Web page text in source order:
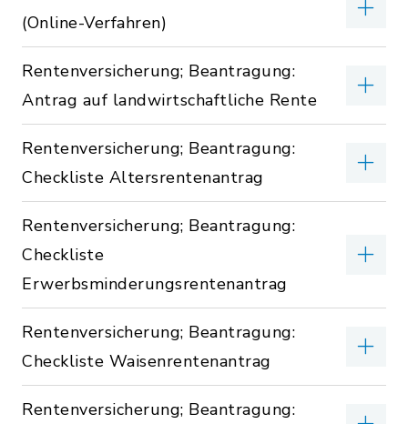
(Online-Verfahren)
Rentenversicherung; Beantragung:
Antrag auf landwirtschaftliche Rente
Rentenversicherung; Beantragung:
Checkliste Altersrentenantrag
Rentenversicherung; Beantragung:
Checkliste
Erwerbsminderungsrentenantrag
Rentenversicherung; Beantragung:
Checkliste Waisenrentenantrag
Rentenversicherung; Beantragung: